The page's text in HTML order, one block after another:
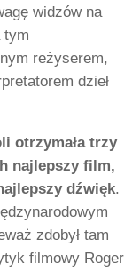
widzów na
tym
reżyserem,
dzieł
otrzymała trzy
najlepszy film,
dźwięk.
zdobył tam
filmowy Roger